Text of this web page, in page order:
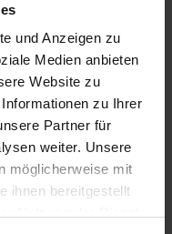
und Anzeigen zu
Medien anbieten
Website zu
zu Ihrer
Partner für
weiter. Unsere
möglicherweise mit
ihnen bereitgestellt
245 PS